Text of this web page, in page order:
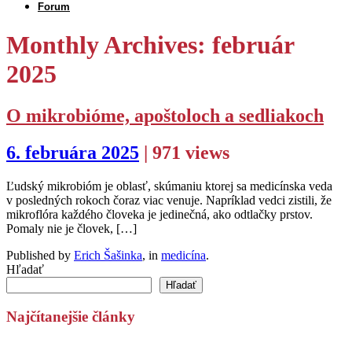
Forum
Monthly Archives: február
2025
O mikrobióme, apoštoloch a sedliakoch
6. februára 2025 | 971 views
Ľudský mikrobióm je oblasť, skúmaniu ktorej sa medicínska veda
v posledných rokoch čoraz viac venuje. Napríklad vedci zistili, že
mikroflóra každého človeka je jedinečná, ako odtlačky prstov.
Pomaly nie je človek, […]
Published by Erich Šašinka, in medicína.
Hľadať
Hľadať
Najčítanejšie články